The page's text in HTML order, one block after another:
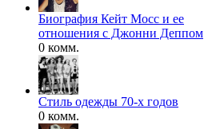
Биография Кейт Мосс и ее
отношения с Джонни Деппом
0 комм.
Стиль одежды 70-х годов
0 комм.